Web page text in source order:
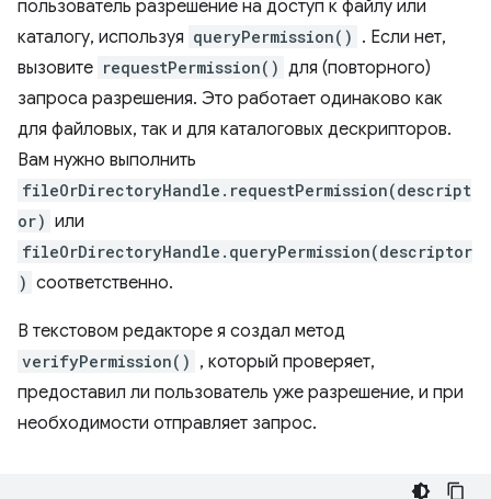
пользователь разрешение на доступ к файлу или
каталогу, используя queryPermission() . Если нет,
вызовите requestPermission() для (повторного)
запроса разрешения. Это работает одинаково как
для файловых, так и для каталоговых дескрипторов.
Вам нужно выполнить
fileOrDirectoryHandle.requestPermission(descript
or) или
fileOrDirectoryHandle.queryPermission(descriptor
) соответственно.
В текстовом редакторе я создал метод
verifyPermission() , который проверяет,
предоставил ли пользователь уже разрешение, и при
необходимости отправляет запрос.